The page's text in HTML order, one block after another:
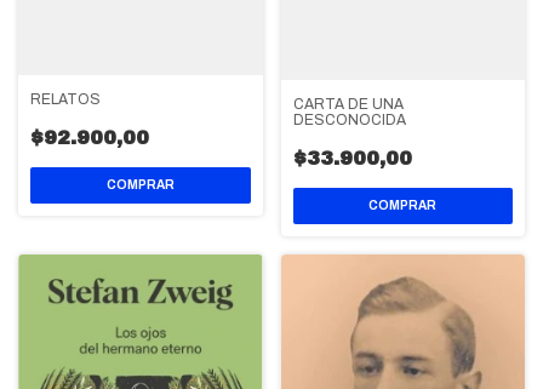
RELATOS
$92.900,00
CARTA DE UNA
DESCONOCIDA
$33.900,00